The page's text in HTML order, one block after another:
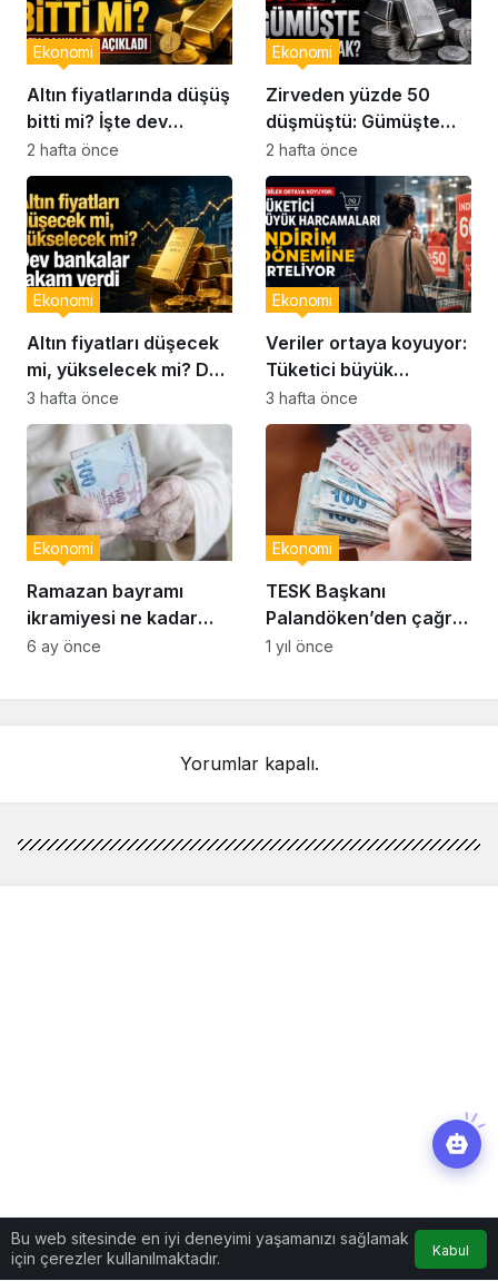
Altın fiyatlarında düşüş
bitti mi? İşte dev
bankaların son
analizleri
Ekonomi
2 hafta önce
Zirveden yüzde 50
düşmüştü: Gümüşte
yön ne olacak?
Ekonomi
2 hafta önce
Altın fiyatları düşecek
mi, yükselecek mi? Dev
bankalar rakam verdi…
Ekonomi
3 hafta önce
Veriler ortaya koyuyor:
Tüketici büyük
harcamaları indirim
dönemine erteliyor
Ekonomi
3 hafta önce
Ramazan bayramı
ikramiyesi ne kadar
olacak? Emekli bayram
Ekonomi
6 ay önce
TESK Başkanı
Palandöken’den çağrı:
‘Daha fazla
Ekonomi
1 yıl önce
Yorumlar kapalı.
Bu web sitesinde en iyi deneyimi yaşamanızı sağlamak
için çerezler kullanılmaktadır.
Kabul